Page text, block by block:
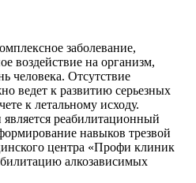
заболевание,
воздействие на организм,
человека. Отсутствие
ведет к развитию серьезных
к летальному исходу.
реабилитационный
навыков трезвой
центра «Профи клиник
алкозависимых